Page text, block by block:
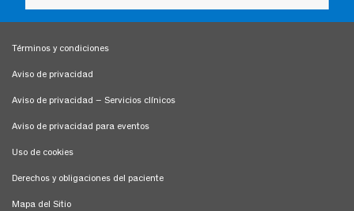
Términos y condiciones
Aviso de privacidad
Aviso de privacidad – Servicios clínicos
Aviso de privacidad para eventos
Uso de cookies
Derechos y obligaciones del paciente
Mapa del Sitio